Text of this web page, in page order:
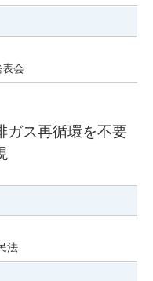
会
ガス再循環を不要
法